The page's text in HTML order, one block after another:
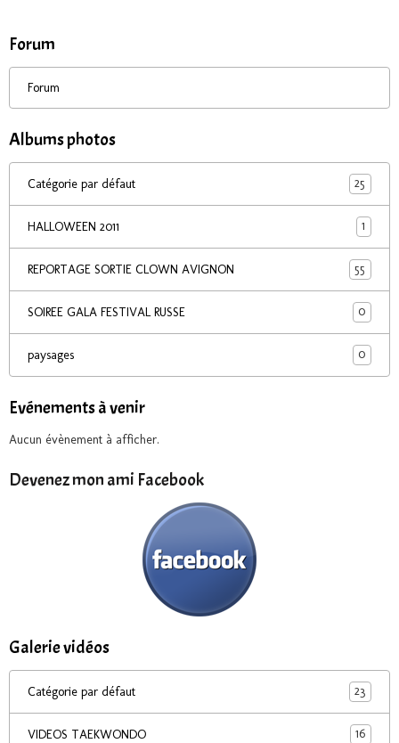
Forum
Forum
Albums photos
Catégorie par défaut 25
HALLOWEEN 2011 1
REPORTAGE SORTIE CLOWN AVIGNON 55
SOIREE GALA FESTIVAL RUSSE 0
paysages 0
Evénements à venir
Aucun évènement à afficher.
Devenez mon ami Facebook
Galerie vidéos
Catégorie par défaut 23
VIDEOS TAEKWONDO 16